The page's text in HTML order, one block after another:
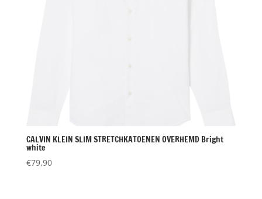
CALVIN KLEIN SLIM STRETCHKATOENEN OVERHEMD Bright
white
€79,90